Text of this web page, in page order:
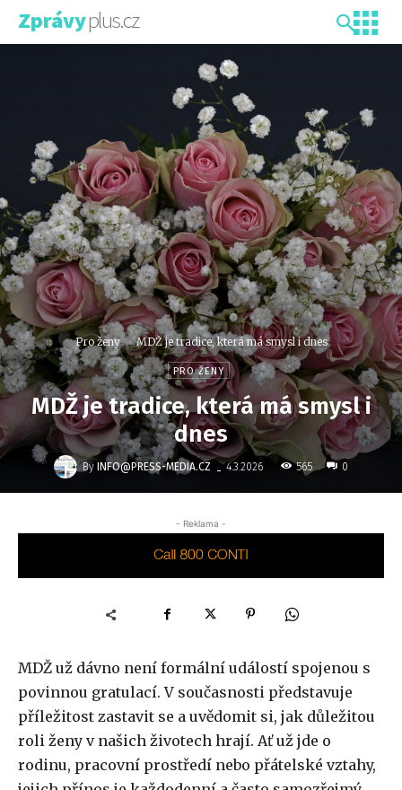
Zprávyplus.cz
Pro ženy MDŽ je tradice, která má smysl i dnes
PRO ŽENY
MDŽ je tradice, která má smysl i
dnes
By INFO@PRESS-MEDIA.CZ - 4.3.2026 565 0
- Reklama -
MDŽ už dávno není formální událostí spojenou s
povinnou gratulací. V současnosti představuje
příležitost zastavit se a uvědomit si, jak důležitou
roli ženy v našich životech hrají. Ať už jde o
rodinu, pracovní prostředí nebo přátelské vztahy,